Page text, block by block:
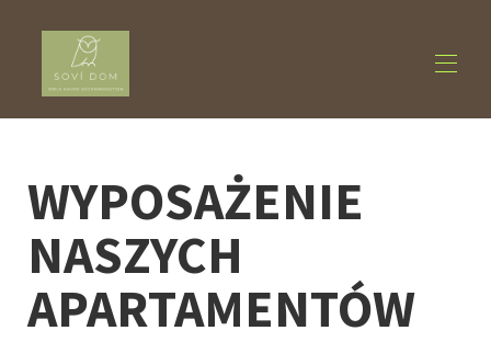
zakwaterowanie ▾
O nas ▾
Działania
Contact us
WYPOSAŻENIE
NASZYCH
APARTAMENTÓW